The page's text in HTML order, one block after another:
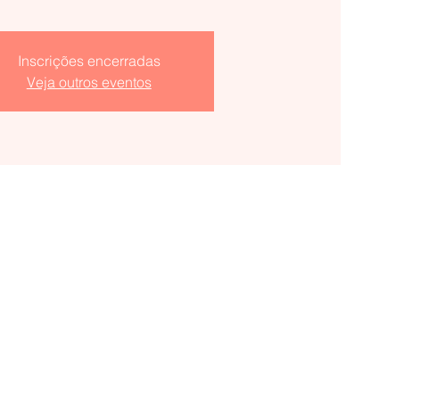
Inscrições encerradas
Veja outros eventos